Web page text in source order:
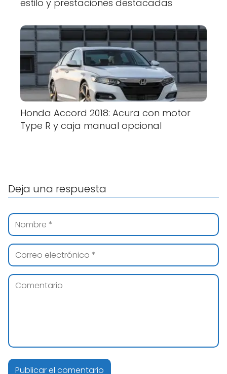
estilo y prestaciones destacadas
Honda Accord 2018: Acura con motor
Type R y caja manual opcional
Deja una respuesta